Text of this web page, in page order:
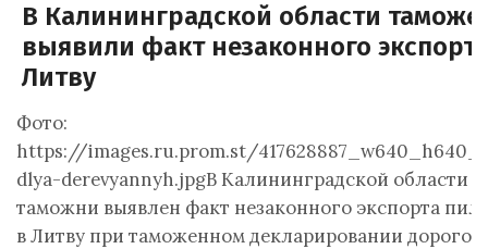
В Калининградской области
выявили факт незаконного
Литву
Фото:
https://images.ru.prom.st/
dlya-derevyannyh.jpgВ Калининградской области
таможни выявлен факт незаконного экспорта
в Литву при таможенном декларировании